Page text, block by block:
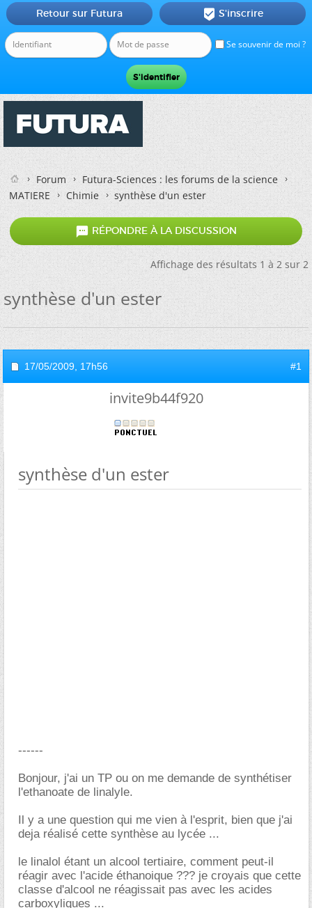
Se souvenir de moi ?
Retour sur Futura  S'inscrire
Forum
Futura-Sciences : les forums de la science
MATIERE
Chimie synthèse d'un ester
 RÉPONDRE À LA DISCUSSION
Affichage des résultats 1 à 2 sur 2
synthèse d'un ester
17/05/2009, 17h56 #1
invite9b44f920
synthèse d'un ester
------
Bonjour, j'ai un TP ou on me demande de synthétiser
l'ethanoate de linalyle.
Il y a une question qui me vien à l'esprit, bien que j'ai
deja réalisé cette synthèse au lycée ...
le linalol étant un alcool tertiaire, comment peut-il
réagir avec l'acide éthanoique ??? je croyais que cette
classe d'alcool ne réagissait pas avec les acides
carboxyliques ...